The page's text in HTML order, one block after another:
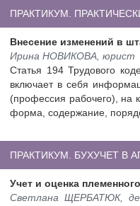
ПРАКТИКУМ.
Внесение изменений в
Ирина НОВИКОВА, юрист
Статья 194 Трудового
включает в себя
(профессия рабочего), на
форма, содержание,
ПРАКТИКУМ. БУХУЧЕТ В
Учет и оценка
Светлана ЩЕРБАТЮК,